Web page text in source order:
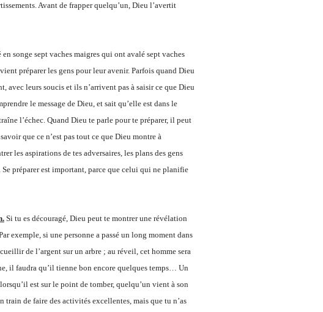
Avant de frapper quelqu’un, Dieu l’avertit
songe sept vaches maigres qui ont avalé sept vaches
préparer les gens pour leur avenir. Parfois quand Dieu
avec leurs soucis et ils n’arrivent pas à saisir ce que Dieu
le message de Dieu, et sait qu’elle est dans le
l’échec. Quand Dieu te parle pour te préparer, il peut
que ce n’est pas tout ce que Dieu montre à
les aspirations de tes adversaires, les plans des gens
préparer est important, parce que celui qui ne planifie
Si tu es découragé, Dieu peut te montrer une révélation
exemple, si une personne a passé un long moment dans
de l’argent sur un arbre ; au réveil, cet homme sera
il faudra qu’il tienne bon encore quelques temps… Un
est sur le point de tomber, quelqu’un vient à son
de faire des activités excellentes, mais que tu n’as